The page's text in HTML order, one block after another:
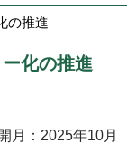
の推進
化の推進
月：2025年10月